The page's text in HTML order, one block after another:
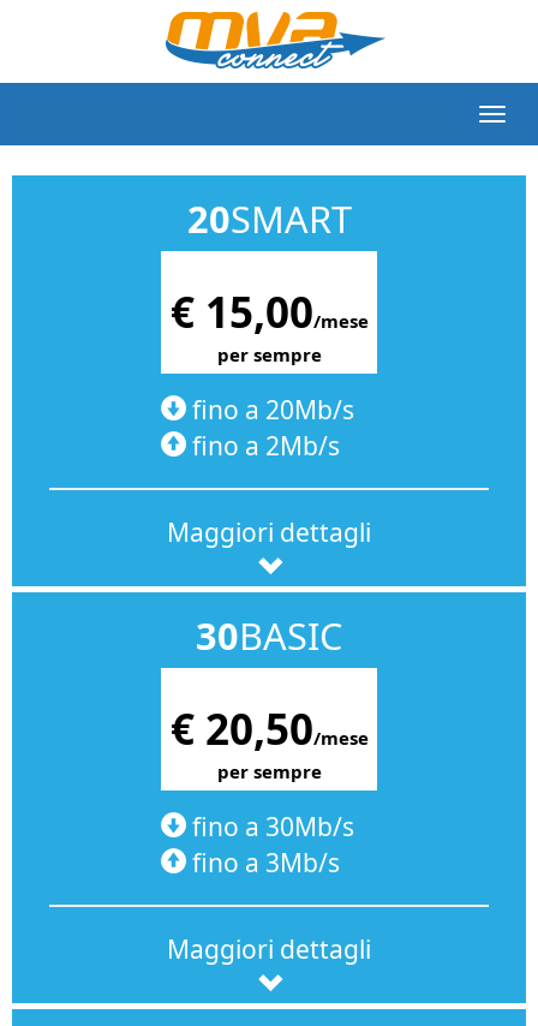
20SMART
€ 15,00/mese
per sempre
fino a 20Mb/s
fino a 2Mb/s
Maggiori dettagli
30BASIC
€ 20,50/mese
per sempre
fino a 30Mb/s
fino a 3Mb/s
Maggiori dettagli